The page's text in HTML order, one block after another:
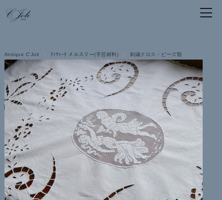
Antique C'Joli ｱﾝﾃｨｰｸ メルスリー(手芸材料) 刺繍クロス・ビーズ類